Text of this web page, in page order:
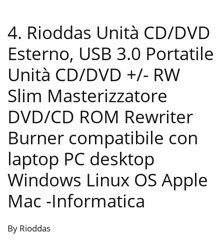
4. Rioddas Unità CD/DVD
Esterno, USB 3.0 Portatile
Unità CD/DVD +/- RW
Slim Masterizzatore
DVD/CD ROM Rewriter
Burner compatibile con
laptop PC desktop
Windows Linux OS Apple
Mac -Informatica
By Rioddas